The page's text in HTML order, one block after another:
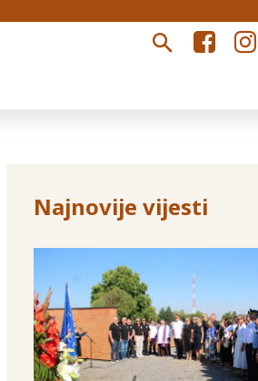
Najnovije vijesti